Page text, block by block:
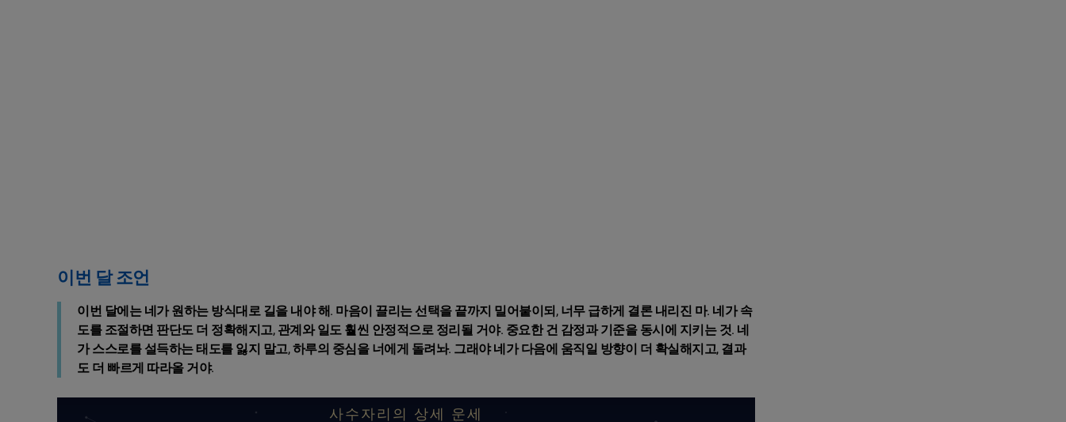
이번 달 조언
이번 달에는 네가 원하는 방식대로 길을 내야 해. 마음이 끌리는 선택을 끝까지 밀어붙이되, 너무 급하게 결론 내리진 마. 네가 속
도를 조절하면 판단도 더 정확해지고, 관계와 일도 훨씬 안정적으로 정리될 거야. 중요한 건 감정과 기준을 동시에 지키는 것. 네
가 스스로를 설득하는 태도를 잃지 말고, 하루의 중심을 너에게 돌려놔. 그래야 네가 다음에 움직일 방향이 더 확실해지고, 결과
도 더 빠르게 따라올 거야.
사수자리의 상세 운세